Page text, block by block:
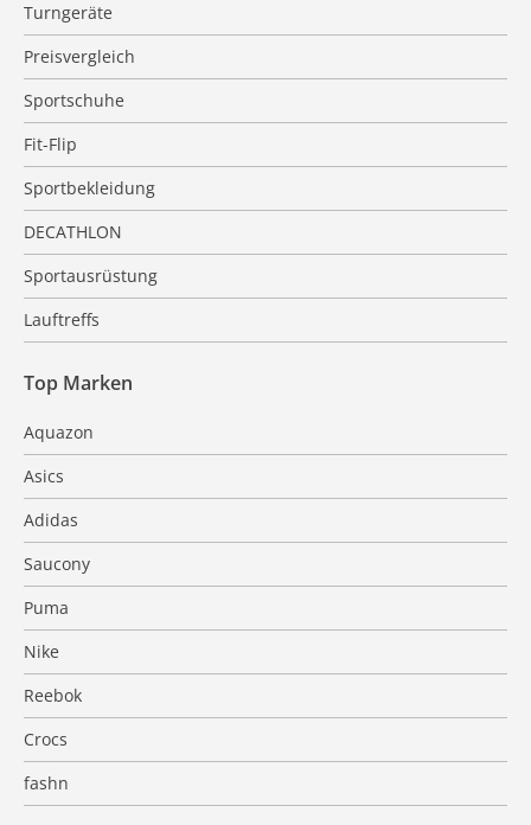
Turngeräte
Preisvergleich
Sportschuhe
Fit-Flip
Sportbekleidung
DECATHLON
Sportausrüstung
Lauftreffs
Top Marken
Aquazon
Asics
Adidas
Saucony
Puma
Nike
Reebok
Crocs
fashn